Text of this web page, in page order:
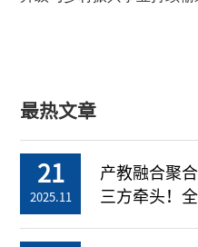
最热文章
21
2025.11
产教融合聚
三方牵头！